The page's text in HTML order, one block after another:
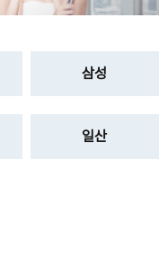
삼성
일산